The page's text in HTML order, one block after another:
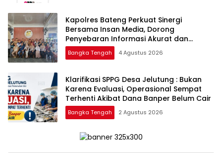
‎Kapolres Bateng Perkuat Sinergi
Bersama Insan Media, Dorong
Penyebaran Informasi Akurat dan
Layanan Polri 110
Bangka Tengah 4 Agustus 2026
‎Klarifikasi SPPG Desa Jelutung : Bukan
Karena Evaluasi, Operasional Sempat
Terhenti Akibat Dana Banper Belum Cair
Bangka Tengah 2 Agustus 2026